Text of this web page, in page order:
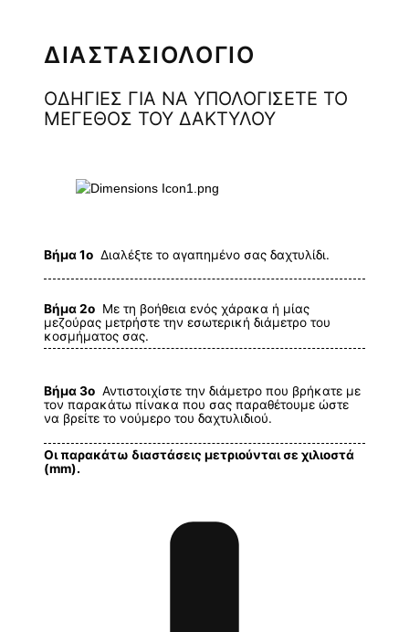
ΔΙΑΣΤΑΣΙΟΛΟΓΙΟ
ΟΔΗΓΙΕΣ ΓΙΑ ΝΑ ΥΠΟΛΟΓΙΣΕΤΕ ΤΟ
ΜΕΓΕΘΟΣ ΤΟΥ ΔΑΚΤΥΛΟΥ
Βήμα 1ο Διαλέξτε το αγαπημένο σας δαχτυλίδι.
Βήμα 2ο Με τη βοήθεια ενός χάρακα ή μίας
μεζούρας μετρήστε την εσωτερική διάμετρο του
κοσμήματος σας.
Βήμα 3ο Αντιστοιχίστε την διάμετρο που βρήκατε με
τον παρακάτω πίνακα που σας παραθέτουμε ώστε
να βρείτε το νούμερο του δαχτυλιδιού.
Οι παρακάτω διαστάσεις μετριούνται σε χιλιοστά
(mm).